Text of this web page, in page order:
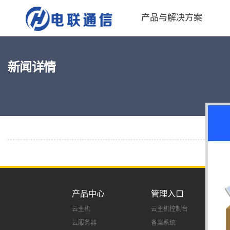
产品与解决方案
新闻详情
产品中心
云主机
云服务器
管理入口
云主机控制台
备案系统